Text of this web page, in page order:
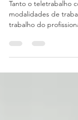
teletrabalho
Tanto o teletrabalho
trabalho do